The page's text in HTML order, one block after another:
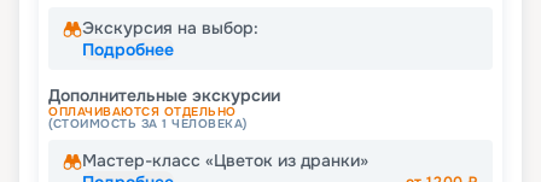
Экскурсия на выбор:
Подробнее
Дополнительные экскурсии
ОПЛАЧИВАЮТСЯ ОТДЕЛЬНО
(СТОИМОСТЬ ЗА 1 ЧЕЛОВЕКА)
Мастер-класс «Цветок из дранки»